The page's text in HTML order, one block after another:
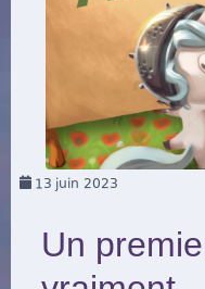
13 juin 2023
Un